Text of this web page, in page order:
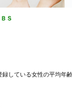
Ｓ
している女性の平均年